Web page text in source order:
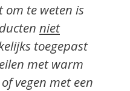
om te weten is
niet
toegepast
met warm
vegen met een